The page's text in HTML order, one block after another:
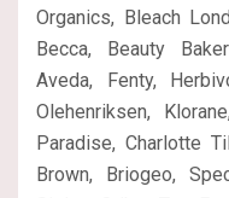
Organics, Bleach
Becca, Beauty
Aveda, Fenty,
Olehenriksen,
Paradise, Charlotte
Brown, Briogeo,